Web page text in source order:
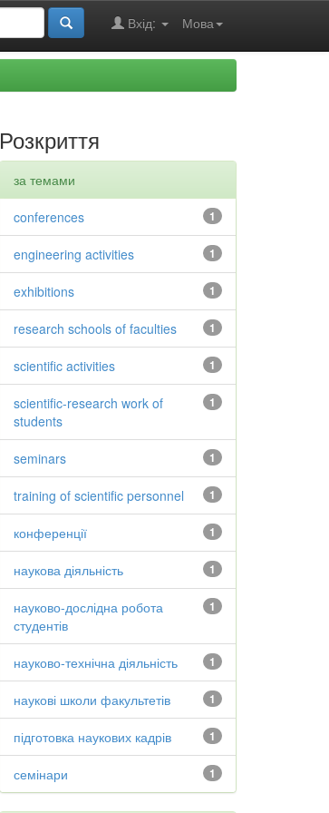
Мова
Вхід:
Розкриття
за темами
1
conferences
1
engineering activities
1
exhibitions
1
research schools of faculties
1
scientific activities
1
scientific-research work of
students
1
seminars
1
training of scientific personnel
1
конференції
1
наукова діяльність
1
науково-дослідна робота
студентів
1
науково-технічна діяльність
1
наукові школи факультетів
1
підготовка наукових кадрів
1
семінари